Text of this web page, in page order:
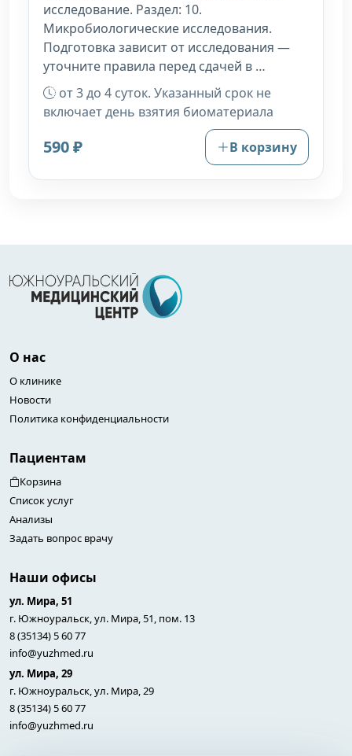
исследование. Раздел: 10.
Микробиологические исследования.
Подготовка зависит от исследования —
уточните правила перед сдачей в …
от 3 до 4 суток. Указанный срок не
включает день взятия биоматериала
590 ₽ В корзину
О нас
О клинике
Новости
Политика конфиденциальности
Пациентам
Корзина
Список услуг
Анализы
Задать вопрос врачу
Наши офисы
ул. Мира, 51
г. Южноуральск, ул. Мира, 51, пом. 13
8 (35134) 5 60 77
info@yuzhmed.ru
ул. Мира, 29
г. Южноуральск, ул. Мира, 29
8 (35134) 5 60 77
info@yuzhmed.ru